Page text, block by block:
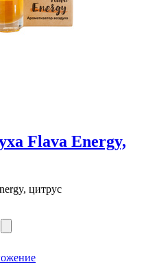
Flava Energy,
цитрус